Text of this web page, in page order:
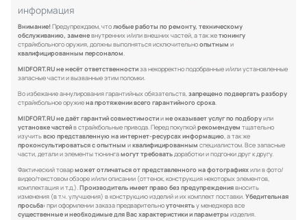
информация
Внимание!Предупреждаем, чтолюбые работы по ремонту, техническому
обслуживанию, заменевнутренних и/или внешних частей, а так жетюнингу
страйкбольного оружия, должны выполняться исключительноопытным и
квалифицированным персоналом.
MIDFORT.RU не несёт ответственностиза некорректно подобранные и/или установленные
запасные части и вызванные этим поломки.
Во избежание аннулирования гарантийных обязательств,запрещено подвергать разбору
страйкбольное оружиена протяжении всего гарантийного срока.
MIDFORT.RU не даёт гарантий совместимостиине оказывает услуг по подборуили
установке частейв страйкбольные привода. Перед покупкойрекомендуем тщательно
изучитьвсю представленную на интернет-ресурсах информацию, а так же
проконсультироваться с опытным иквалифицированным специалистом. Все запасные
части, детали и элементы тюнингамогут требоватьдоработки и подгонки друг к другу.
Фактический товарможет отличаться от представленного на фотографияхили в фото/
видео/текстовом обзоре и/или описании (оттенок, конструкция некоторых элементов,
комплектация и т.д.).Производитель имеет право без предупреждениявносить
изменения (в т.ч. улучшения) в конструкцию изделий и их комплект поставки.Убедительная
просьба: при оформлении заказа предварительноуточнятьу менеджера все
существенные и необходимые для Вас характеристики и параметры изделия.